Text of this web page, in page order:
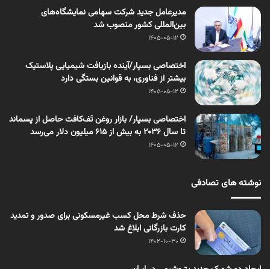
مدیرعامل جدید شرکت سهامی نمایشگاه‌های
بین‌المللی کشور منصوب شد
1405-05-12
اختصاصی بسپار/آینده بازیافت شیمیایی پلاستیک
بیشتر از فناوری، به قوانین بستگی دارد
1405-05-12
اختصاصی بسپار/ بازار روغن تَف‌کافت حاصل از پسماند
تا سال ۲۰۳۶ به بیش از ۶۱۵ میلیون دلار می‌رسد
1405-05-12
نوشته های تصادفی
حذف شرط محل کسب غیرمسکونی برای صدور و تمدید
کارت بازرگانی ابلاغ شد
1402-10-30